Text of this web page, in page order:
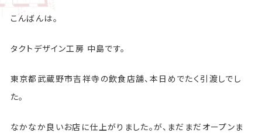
こんばんは。
タクトデザイン工房 中島です。
東京都武蔵野市吉祥寺の飲食店舗、本日めでたく引渡しでし
た。
なかなか良いお店に仕上がりました。が、まだまだオープンま